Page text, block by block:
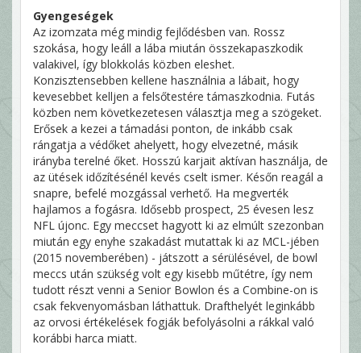
Gyengeségek
Az izomzata még mindig fejlődésben van. Rossz
szokása, hogy leáll a lába miután összekapaszkodik
valakivel, így blokkolás közben eleshet.
Konzisztensebben kellene használnia a lábait, hogy
kevesebbet kelljen a felsőtestére támaszkodnia. Futás
közben nem következetesen választja meg a szögeket.
Erősek a kezei a támadási ponton, de inkább csak
rángatja a védőket ahelyett, hogy elvezetné, másik
irányba terelné őket. Hosszú karjait aktívan használja, de
az ütések időzítésénél kevés cselt ismer. Későn reagál a
snapre, befelé mozgással verhető. Ha megverték
hajlamos a fogásra. Idősebb prospect, 25 évesen lesz
NFL újonc. Egy meccset hagyott ki az elmúlt szezonban
miután egy enyhe szakadást mutattak ki az MCL-jében
(2015 novemberében) - játszott a sérülésével, de bowl
meccs után szükség volt egy kisebb műtétre, így nem
tudott részt venni a Senior Bowlon és a Combine-on is
csak fekvenyomásban láthattuk. Drafthelyét leginkább
az orvosi értékelések fogják befolyásolni a rákkal való
korábbi harca miatt.